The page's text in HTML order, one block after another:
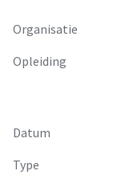
Organisatie
Opleiding
Datum
Type